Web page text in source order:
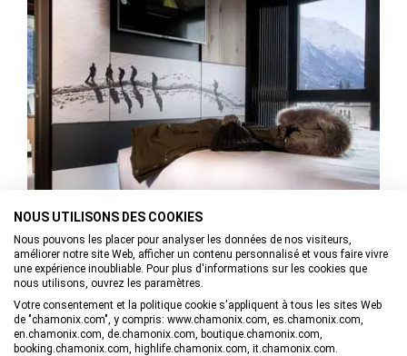
Hébergements
NOUS UTILISONS DES COOKIES
Nous pouvons les placer pour analyser les données de nos visiteurs,
améliorer notre site Web, afficher un contenu personnalisé et vous faire vivre
une expérience inoubliable. Pour plus d'informations sur les cookies que
nous utilisons, ouvrez les paramètres.
Votre consentement et la politique cookie s'appliquent à tous les sites Web
de "chamonix.com", y compris: www.chamonix.com, es.chamonix.com,
en.chamonix.com, de.chamonix.com, boutique.chamonix.com,
booking.chamonix.com, highlife.chamonix.com, it.chamonix.com.